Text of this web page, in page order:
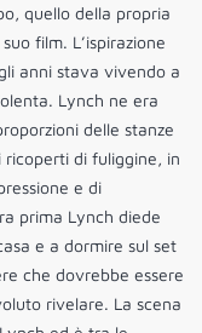
quello della propria
film. L’ispirazione
anni stava vivendo a
Lynch ne era
delle stanze
di fuliggine, in
e di
prima Lynch diede
e a dormire sul set
che dovrebbe essere
rivelare. La scena